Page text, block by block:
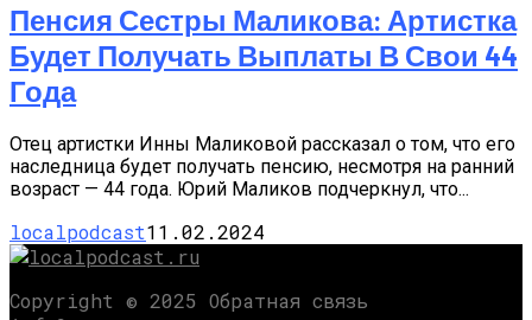
Пенсия Сестры Маликова: Артистка
Будет Получать Выплаты В Свои 44
Года
Отец артистки Инны Маликовой рассказал о том, что его
наследница будет получать пенсию, несмотря на ранний
возраст — 44 года. Юрий Маликов подчеркнул, что...
localpodcast11.02.2024
Copyright © 2025 Обратная связь